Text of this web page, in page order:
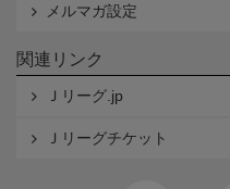
メルマガ設定
関連リンク
Ｊリーグ.jp
Ｊリーグチケット